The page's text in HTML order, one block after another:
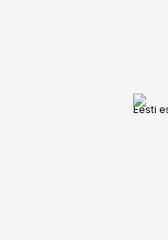
Eesti